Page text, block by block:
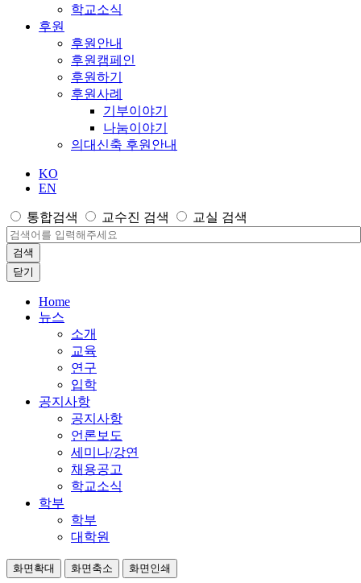
학교소식
후원
후원안내
후원캠페인
후원하기
후원사례
기부이야기
나눔이야기
의대신축 후원안내
KO
EN
통합검색 교수진 검색 교실 검색
검색
닫기
Home
뉴스
소개
교육
연구
입학
공지사항
공지사항
언론보도
세미나/강연
채용공고
학교소식
학부
학부
대학원
화면확대 화면축소 화면인쇄